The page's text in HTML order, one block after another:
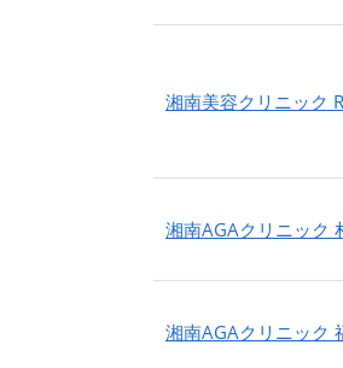
湘南美容クリニック
湘南AGAクリニック
湘南AGAクリニック